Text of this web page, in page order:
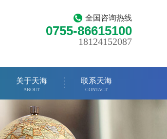
全国咨询热线
0755-86615100
18124152087
关于天海
ABOUT
联系天海
CONTACT